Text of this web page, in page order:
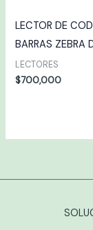
LECTOR DE
BARRAS ZEBRA
LECTORES
$700,000